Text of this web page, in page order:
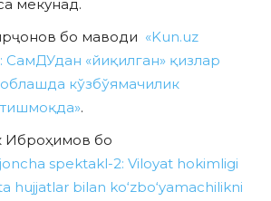
мекунад.
бо маводи «Kun.uz
СамДУдан «йиқилган» қизлар
кўзбўямачилик
.
Иброҳимов бо
spektakl-2: Viloyat hokimligi
hujjatlar bilan ko‘zbo‘yamachilikni